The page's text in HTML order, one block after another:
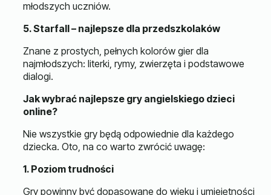
młodszych uczniów.
5. Starfall – najlepsze dla przedszkolaków
Znane z prostych, pełnych kolorów gier dla
najmłodszych: literki, rymy, zwierzęta i podstawowe
dialogi.
Jak wybrać najlepsze gry angielskiego dzieci
online?
Nie wszystkie gry będą odpowiednie dla każdego
dziecka. Oto, na co warto zwrócić uwagę:
1. Poziom trudności
Gry powinny być dopasowane do wieku i umiejętności